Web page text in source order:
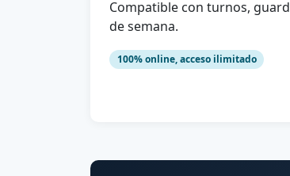
Compatible con turnos,
de semana.
100% online, acceso ilimitado